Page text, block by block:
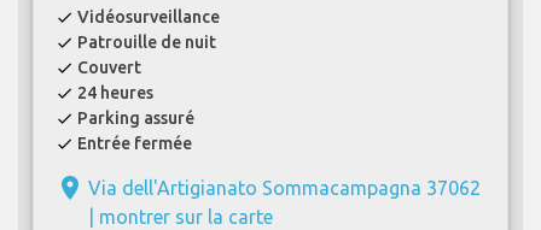
check Vidéosurveillance
check Patrouille de nuit
check Couvert
check 24 heures
check Parking assuré
check Entrée fermée
place Via dell'Artigianato Sommacampagna 37062
montrer sur la carte